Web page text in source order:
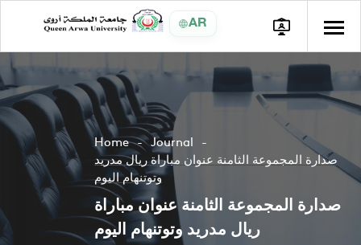
AR
Home
Journal
صدارة المجموعة الثامنة عنوان مباراة ريال مدريد
وتوتنهام اليوم
صدارة المجموعة الثامنة عنوان مباراة
ريال مدريد وتوتنهام اليوم